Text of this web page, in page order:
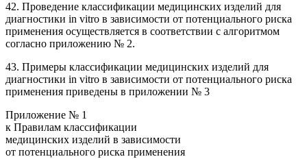
42. Проведение классификации медицинских изделий для
диагностики in vitro в зависимости от потенциального риска
применения осуществляется в соответствии с алгоритмом
согласно приложению № 2.
43. Примеры классификации медицинских изделий для
диагностики in vitro в зависимости от потенциального риска
применения приведены в приложении № 3
Приложение № 1
к Правилам классификации
медицинских изделий в зависимости
от потенциального риска применения